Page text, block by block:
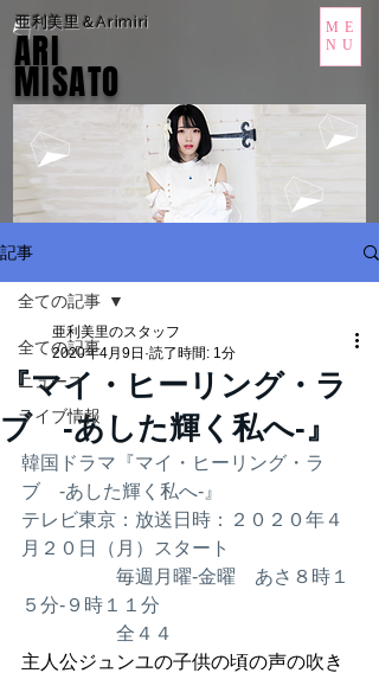
亜利美里＆Arimiri
ARI
MISATO
ME
NU
記事
全ての記事
ニュース
ライブ情報
全ての記事
『マイ・ヒーリング・ラ
ブ -あした輝く私へ-』
亜利美里のスタッフ
2020年4月9日 読了時間: 1分
韓国ドラマ『マイ・ヒーリング・ラ
ブ　-あした輝く私へ-』
テレビ東京：放送日時：２０２０年４
月２０日（月）スタート
毎週月曜-金曜　あさ８時１
５分-９時１１分
全４４
主人公ジュンユの子供の頃の声の吹き